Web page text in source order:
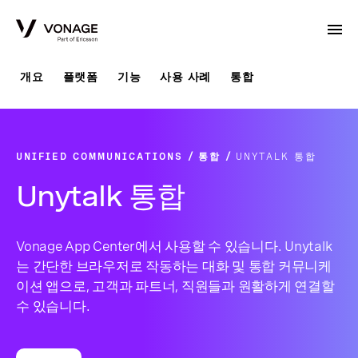
개요 플랫폼 기능 사용 사례 통합
UNIFIED COMMUNICATIONS 통합 UNYTALK 통합
Unytalk 통합
Vonage App Center에서 사용할 수 있습니다. Unytalk
는 간단한 브라우저로 작동하는 대화 및 통합 커뮤니케
이션 앱으로, 고객과 파트너, 직원들과 원활하게 연결할
수 있습니다.